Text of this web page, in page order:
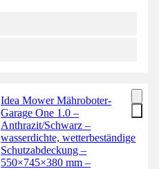
Idea Mower Mähroboter-
Garage One 1.0 –
Anthrazit/Schwarz –
wasserdichte, wetterbeständige
Schutzabdeckung –
550×745×380 mm –